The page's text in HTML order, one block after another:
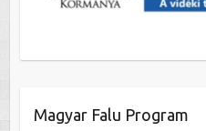
Magyar Falu Program